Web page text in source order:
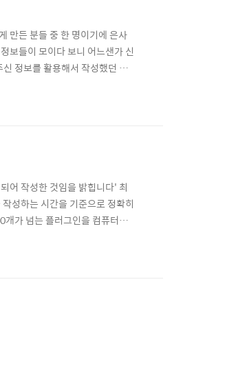
만든 분들 중 한 명이기에 은사
보들이 모이다 보니 어느샌가 신
정보를 활용해서 작성했던 리
저가 두렵지 않다. 그런고로,
어 작성한 것임을 밝힙니다' 최
성하는 시간을 기준으로 정확히
가 넘는 플러그인을 컴퓨터에
저 자리만 차지하는 데이터들